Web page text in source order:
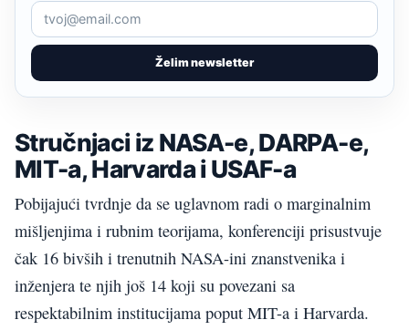
Želim newsletter
Stručnjaci iz NASA-e, DARPA-e,
MIT-a, Harvarda i USAF-a
Pobijajući tvrdnje da se uglavnom radi o marginalnim
mišljenjima i rubnim teorijama, konferenciji prisustvuje
čak 16 bivših i trenutnih NASA-ini znanstvenika i
inženjera te njih još 14 koji su povezani sa
respektabilnim institucijama poput MIT-a i Harvarda.